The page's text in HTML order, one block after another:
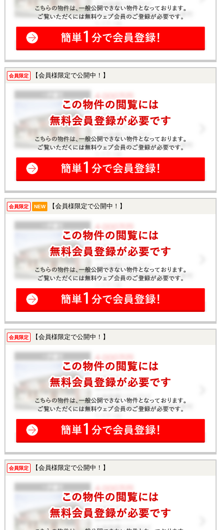
会員限定 【会員様限定で公開中！】
会員限定 NEW 【会員様限定で公開中！】
会員限定 【会員様限定で公開中！】
会員限定 【会員様限定で公開中！】